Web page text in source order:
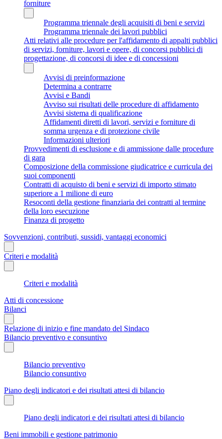
forniture
Programma triennale degli acquisiti di beni e servizi
Programma triennale dei lavori pubblici
Atti relativi alle procedure per l'affidamento di appalti pubblici
di servizi, forniture, lavori e opere, di concorsi pubblici di
progettazione, di concorsi di idee e di concessioni
Avvisi di preinformazione
Determina a contrarre
Avvisi e Bandi
Avviso sui risultati delle procedure di affidamento
Avvisi sistema di qualificazione
Affidamenti diretti di lavori, servizi e forniture di
somma urgenza e di protezione civile
Informazioni ulteriori
Provvedimenti di esclusione e di ammissione dalle procedure
di gara
Composizione della commissione giudicatrice e curricula dei
suoi componenti
Contratti di acquisto di beni e servizi di importo stimato
superiore a 1 milione di euro
Resoconti della gestione finanziaria dei contratti al termine
della loro esecuzione
Finanza di progetto
Sovvenzioni, contributi, sussidi, vantaggi economici
Criteri e modalità
Criteri e modalità
Atti di concessione
Bilanci
Relazione di inizio e fine mandato del Sindaco
Bilancio preventivo e consuntivo
Bilancio preventivo
Bilancio consuntivo
Piano degli indicatori e dei risultati attesi di bilancio
Piano degli indicatori e dei risultati attesi di bilancio
Beni immobili e gestione patrimonio